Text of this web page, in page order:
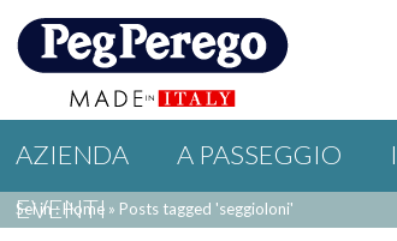
AZIENDA A PASSEGGIO
EVENTI
Sei in : Home » Posts tagged 'seggioloni'